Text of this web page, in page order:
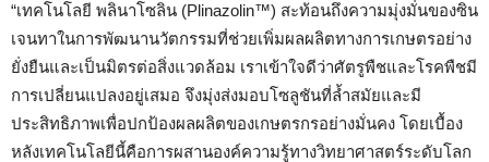
“เทคโนโลยี พลินาโซลิน (Plinazolin™) สะท้อนถึงความมุ่งมั่นของซิน
เจนทาในการพัฒนานวัตกรรมที่ช่วยเพิ่มผลผลิตทางการเกษตรอย่าง
ยั่งยืนและเป็นมิตรต่อสิ่งแวดล้อม เราเข้าใจดีว่าศัตรูพืชและโรคพืชมี
การเปลี่ยนแปลงอยู่เสมอ จึงมุ่งส่งมอบโซลูชันที่ล้ำสมัยและมี
ประสิทธิภาพเพื่อปกป้องผลผลิตของเกษตรกรอย่างมั่นคง โดยเบื้อง
หลังเทคโนโลยีนี้คือการผสานองค์ความรู้ทางวิทยาศาสตร์ระดับโลก